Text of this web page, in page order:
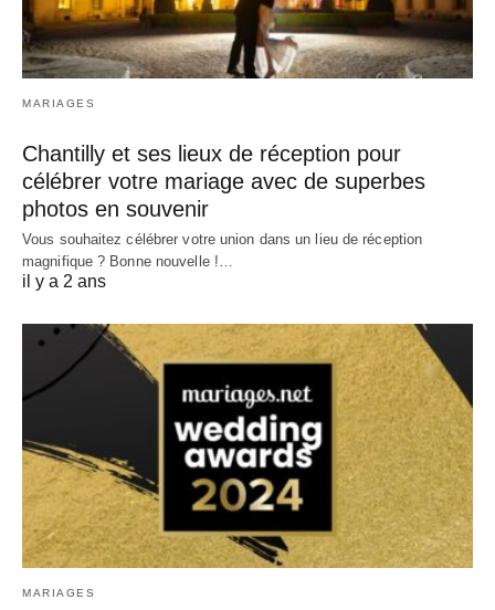
MARIAGES
Chantilly et ses lieux de réception pour
célébrer votre mariage avec de superbes
photos en souvenir
Vous souhaitez célébrer votre union dans un lieu de réception
magnifique ? Bonne nouvelle !…
il y a 2 ans
MARIAGES